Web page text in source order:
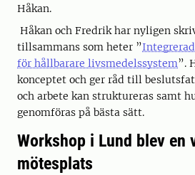
Håkan.
Håkan och Fredrik har nyligen
tillsammans som heter ”
för hållbarare livsmedelssystem”.
konceptet och ger råd till
och arbete kan struktureras samt
genomföras på bästa sätt.
Workshop i Lund blev en
mötesplats